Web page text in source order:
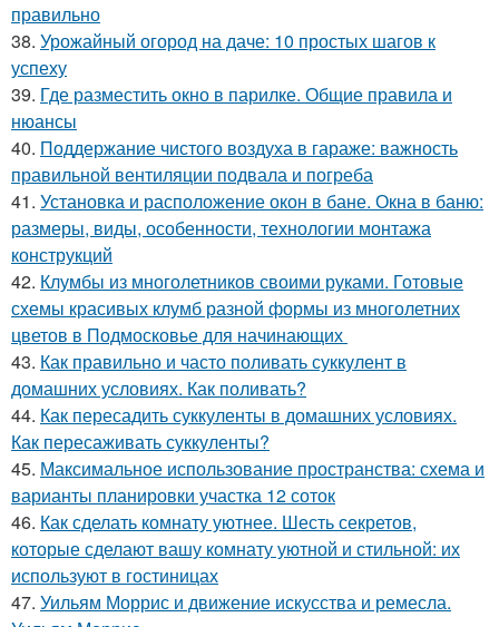
правильно
38. Урожайный огород на даче: 10 простых шагов к
успеху
39. Где разместить окно в парилке. Общие правила и
нюансы
40. Поддержание чистого воздуха в гараже: важность
правильной вентиляции подвала и погреба
41. Установка и расположение окон в бане. Окна в баню:
размеры, виды, особенности, технологии монтажа
конструкций
42. Клумбы из многолетников своими руками. Готовые
схемы красивых клумб разной формы из многолетних
цветов в Подмосковье для начинающих
43. Как правильно и часто поливать суккулент в
домашних условиях. Как поливать?
44. Как пересадить суккуленты в домашних условиях.
Как пересаживать суккуленты?
45. Максимальное использование пространства: схема и
варианты планировки участка 12 соток
46. Как сделать комнату уютнее. Шесть секретов,
которые сделают вашу комнату уютной и стильной: их
используют в гостиницах
47. Уильям Моррис и движение искусства и ремесла.